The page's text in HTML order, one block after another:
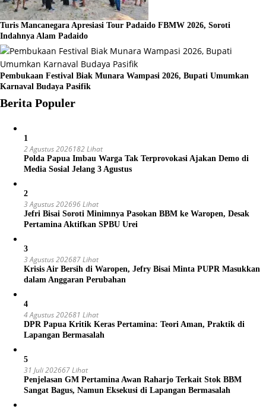
Turis Mancanegara Apresiasi Tour Padaido FBMW 2026, Soroti
Indahnya Alam Padaido
Pembukaan Festival Biak Munara Wampasi 2026, Bupati Umumkan
Karnaval Budaya Pasifik
Berita Populer
1
2 Agustus 2026182 Lihat
Polda Papua Imbau Warga Tak Terprovokasi Ajakan Demo di
Media Sosial Jelang 3 Agustus
2
3 Agustus 202696 Lihat
Jefri Bisai Soroti Minimnya Pasokan BBM ke Waropen, Desak
Pertamina Aktifkan SPBU Urei
3
3 Agustus 202687 Lihat
Krisis Air Bersih di Waropen, Jefry Bisai Minta PUPR Masukkan
dalam Anggaran Perubahan
4
4 Agustus 202681 Lihat
DPR Papua Kritik Keras Pertamina: Teori Aman, Praktik di
Lapangan Bermasalah
5
31 Juli 202667 Lihat
Penjelasan GM Pertamina Awan Raharjo Terkait Stok BBM
Sangat Bagus, Namun Eksekusi di Lapangan Bermasalah